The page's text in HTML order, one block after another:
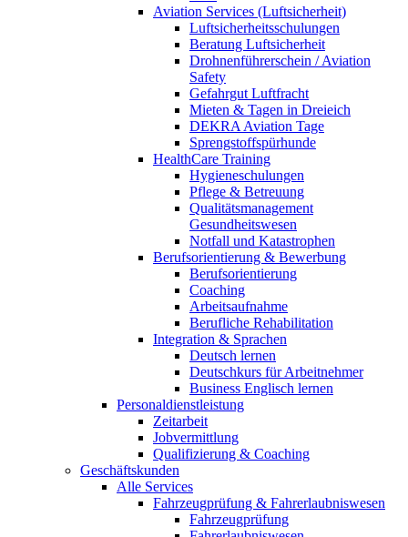
Aviation Services (Luftsicherheit)
Luftsicherheitsschulungen
Beratung Luftsicherheit
Drohnenführerschein / Aviation
Safety
Gefahrgut Luftfracht
Mieten & Tagen in Dreieich
DEKRA Aviation Tage
Sprengstoffspürhunde
HealthCare Training
Hygieneschulungen
Pflege & Betreuung
Qualitätsmanagement
Gesundheitswesen
Notfall und Katastrophen
Berufsorientierung & Bewerbung
Berufsorientierung
Coaching
Arbeitsaufnahme
Berufliche Rehabilitation
Integration & Sprachen
Deutsch lernen
Deutschkurs für Arbeitnehmer
Business Englisch lernen
Personaldienstleistung
Zeitarbeit
Jobvermittlung
Qualifizierung & Coaching
Geschäftskunden
Alle Services
Fahrzeugprüfung & Fahrerlaubniswesen
Fahrzeugprüfung